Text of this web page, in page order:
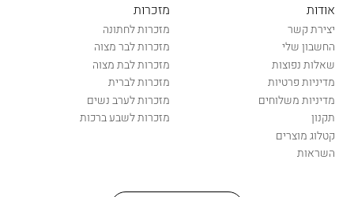
אודות
יצירת קשר
החשבון שלי
שאלות נפוצות
מדיניות פרטיות
מדיניות משלוחים
תקנון
קטלוג מוצרים
השראות
מזכרות
מזכרות לחתונה
מזכרות לבר מצוה
מזכרות לבת מצוה
מזכרות לברית
מזכרות לערב נשים
מזכרות לשבע ברכות